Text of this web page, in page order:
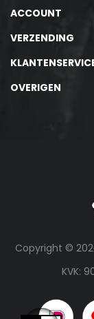
ACCOUNT
VERZENDING
OVERIGEN
Copyright ©
KVK: